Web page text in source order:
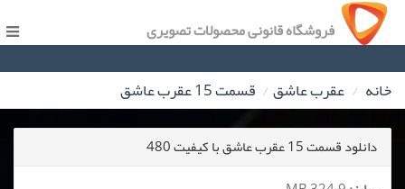
فروشگاه قانونی محصولات تصویری
خانه عقرب عاشق قسمت 15 عقرب عاشق
دانلود قسمت 15 عقرب عاشق با کیفیت 480